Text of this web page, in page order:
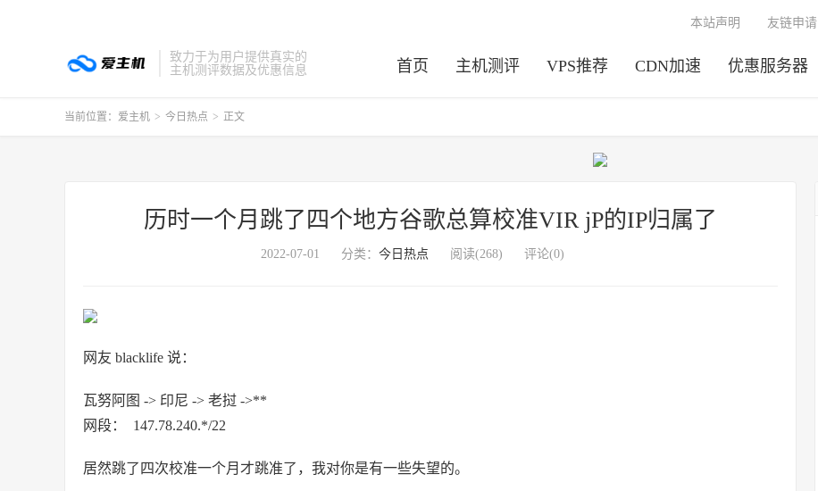
致力于为用户提供真实的
主机测评数据及优惠信息
首页 主机测评 VPS推荐 CDN加速 优惠服务器
本站声明 友链申请
当前位置： 爱主机 > 今日热点 > 正文
历时一个月跳了四个地方谷歌总算校准VIR jP的IP归属了
2022-07-01 分类： 今日热点 阅读(268) 评论(0)
网友 blacklife 说：
瓦努阿图 -> 印尼 -> 老挝 ->**
网段： 147.78.240.*/22
居然跳了四次校准一个月才跳准了，我对你是有一些失望的。